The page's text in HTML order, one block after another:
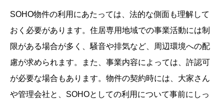
SOHO物件の利用にあたっては、法的な側面も理解して
おく必要があります。住居専用地域での事業活動には制
限がある場合が多く、騒音や排気など、周辺環境への配
慮が求められます。また、事業内容によっては、許認可
が必要な場合もあります。物件の契約時には、大家さん
や管理会社と、SOHOとしての利用について事前にしっ